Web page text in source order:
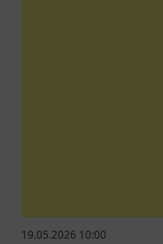
19.05.2026 10:00